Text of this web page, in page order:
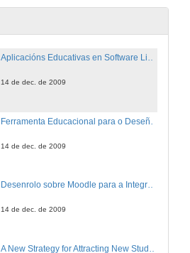
Aplicacións Educativas en Software Libre para Universidades Latinoamericanas - Distribución Linux LULA para Universidades Latinoamericanas
14 de dec. de 2009
14 de dec. de 2009
Desenrolo sobre Moodle para a Integración de Contidos na Docencia da Informática
14 de dec. de 2009